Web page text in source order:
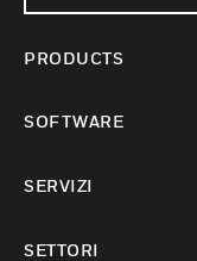
PRODUCTS
SOFTWARE
SERVIZI
SETTORI